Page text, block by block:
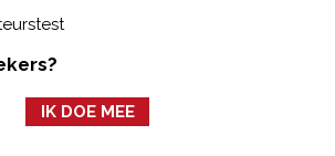
IK DOE MEE